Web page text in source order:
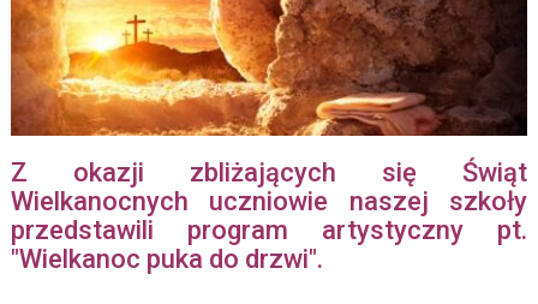
Z okazji zbliżających się Świąt
Wielkanocnych uczniowie naszej szkoły
przedstawili program artystyczny pt.
"Wielkanoc puka do drzwi".